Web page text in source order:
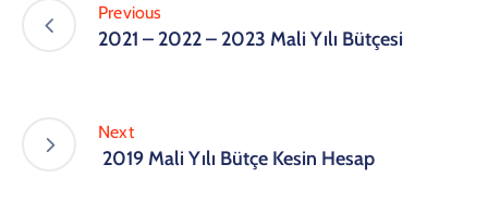
Previous
2021 – 2022 – 2023 Mali Yılı Bütçesi
Next
2019 Mali Yılı Bütçe Kesin Hesap